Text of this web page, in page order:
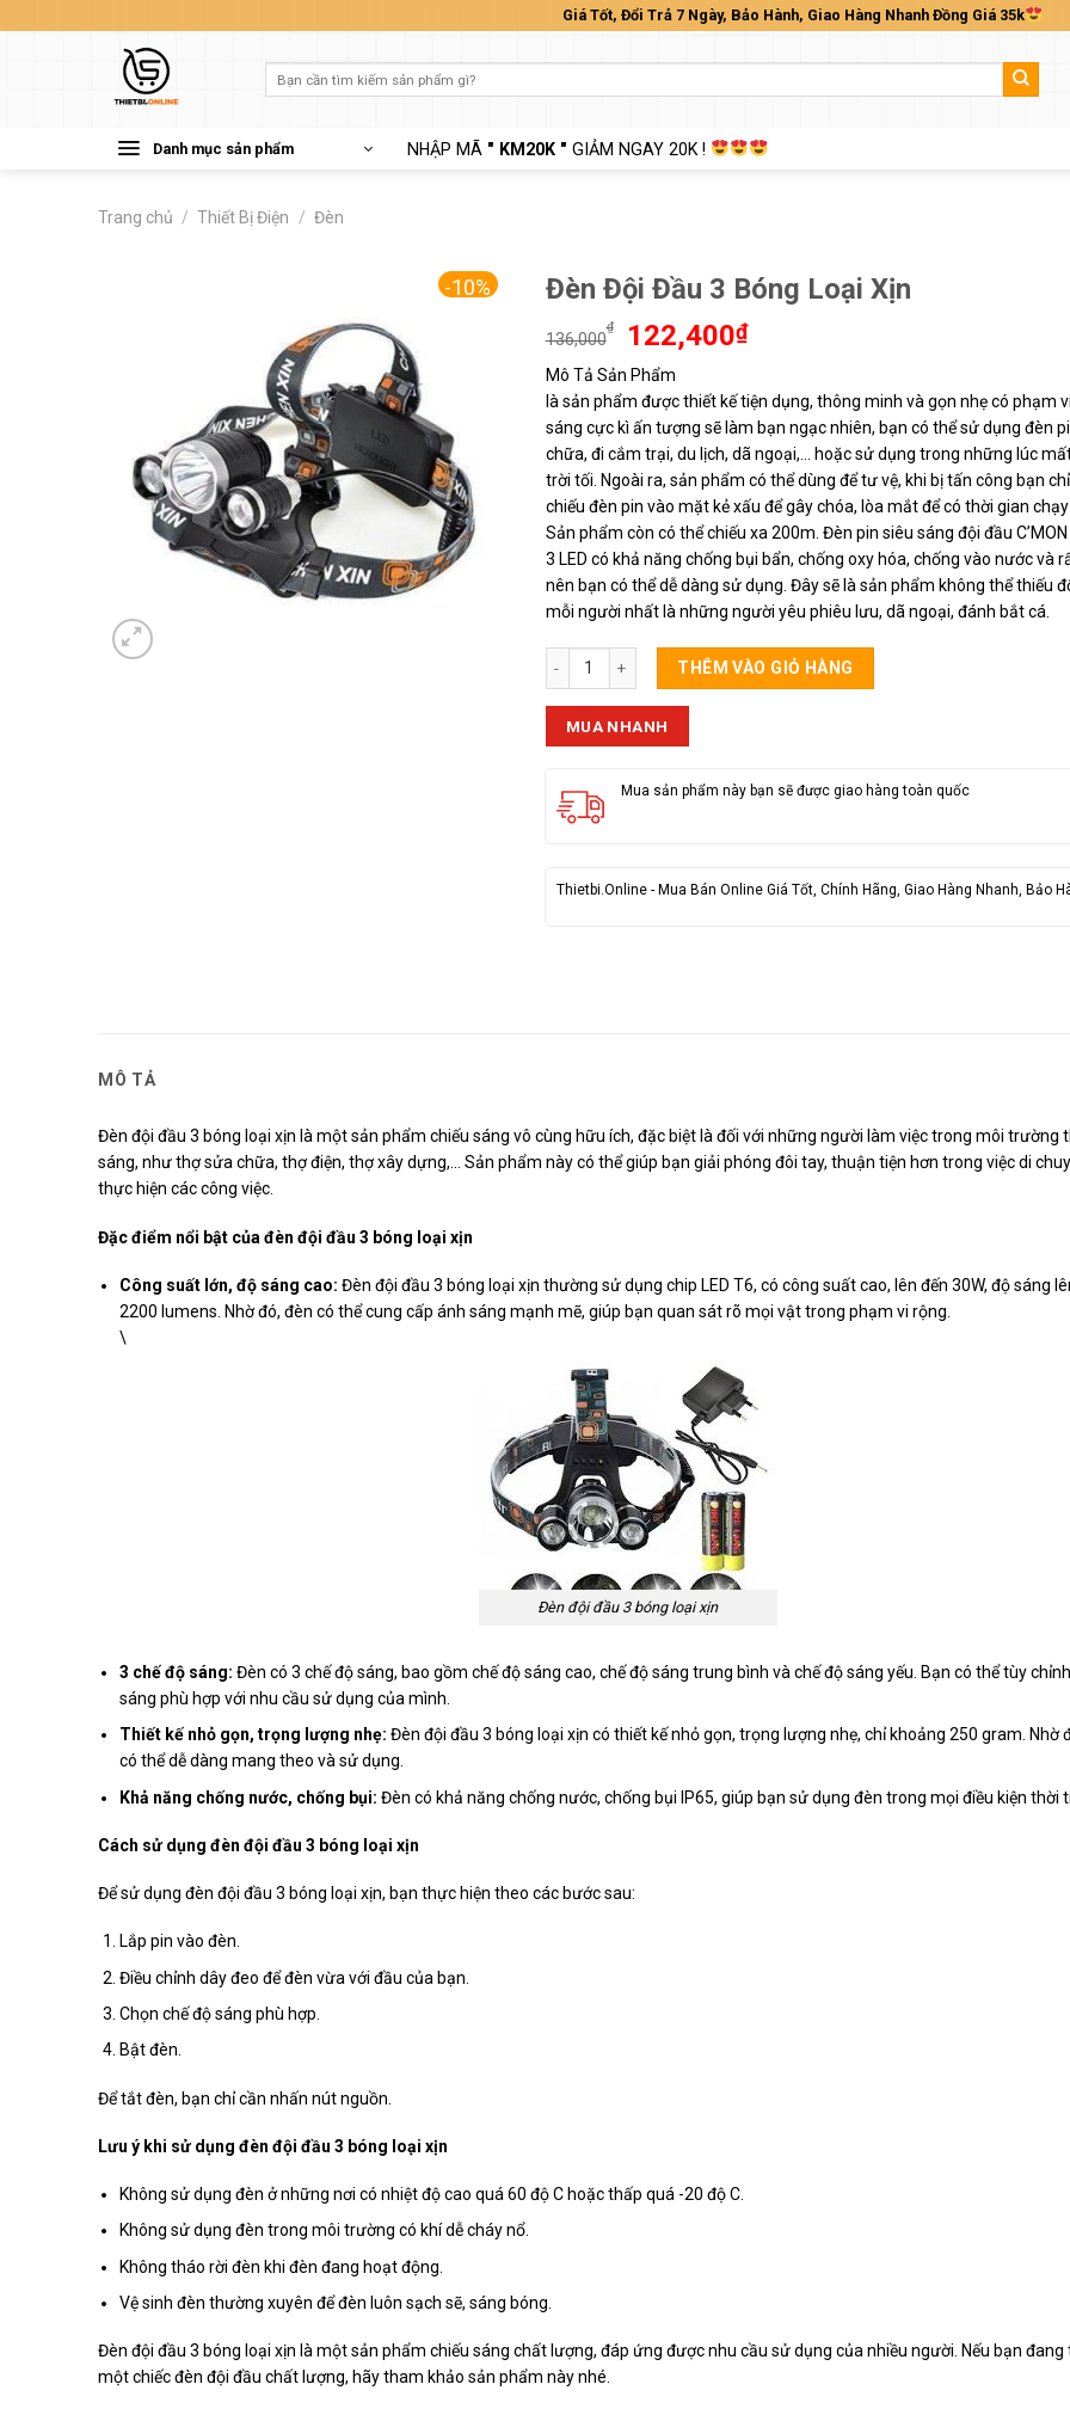
Giá Tốt, Đổi Trả 7 Ngày, Bảo Hành, Giao Hàng Nhanh Đồng Giá 35k
kiếm:
Danh mục sản phẩm NHẬP MÃ " KM20K " GIẢM NGAY 20K !
Trang chủ / Thiết Bị Điện / Đèn
-10% Đèn Đội Đầu 3 Bóng Loại Xịn
136,000
₫
Giá
là:
136,000₫.
122,400₫Giá
là:
122,400₫.
Mô Tả Sản Phẩm
là sản phẩm được thiết kế tiện dụng, thông minh và gọn nhẹ có phạm
sáng cực kì ấn tượng sẽ làm bạn ngạc nhiên, bạn có thể sử dụng đèn
chữa, đi cắm trại, du lịch, dã ngoại,… hoặc sử dụng trong những lúc
trời tối. Ngoài ra, sản phẩm có thể dùng để tư vệ, khi bị tấn công bạn
chiếu đèn pin vào mặt kẻ xấu để gây chóa, lòa mắt để có thời gian
Sản phẩm còn có thể chiếu xa 200m. Đèn pin siêu sáng đội đầu C’MON
3 LED có khả năng chống bụi bẩn, chống oxy hóa, chống vào nước và
nên bạn có thể dễ dàng sử dụng. Đây sẽ là sản phẩm không thể thiếu
mỗi người nhất là những người yêu phiêu lưu, dã ngoại, đánh bắt cá.
Đèn Đội Đầu 3 Bóng Loại Xịn số lượng
THÊM VÀO GIỎ HÀNG
MUA NHANH
Mua sản phẩm này bạn sẽ được giao hàng toàn quốc
Thietbi.Online - Mua Bán Online Giá Tốt, Chính Hãng, Giao Hàng Nhanh, Bảo
MÔ TẢ
Đèn đội đầu 3 bóng loại xịn là một sản phẩm chiếu sáng vô cùng hữu ích, đặc biệt là đối với những người làm việc trong môi trường
sáng, như thợ sửa chữa, thợ điện, thợ xây dựng,… Sản phẩm này có thể giúp bạn giải phóng đôi tay, thuận tiện hơn trong việc di
thực hiện các công việc.
Đặc điểm nổi bật của đèn đội đầu 3 bóng loại xịn
Công suất lớn, độ sáng cao: Đèn đội đầu 3 bóng loại xịn thường sử dụng chip LED T6, có công suất cao, lên đến 30W, độ sáng
2200 lumens. Nhờ đó, đèn có thể cung cấp ánh sáng mạnh mẽ, giúp bạn quan sát rõ mọi vật trong phạm vi rộng.
\
Đèn đội đầu 3 bóng loại xịn
3 chế độ sáng: Đèn có 3 chế độ sáng, bao gồm chế độ sáng cao, chế độ sáng trung bình và chế độ sáng yếu. Bạn có thể tùy
sáng phù hợp với nhu cầu sử dụng của mình.
Thiết kế nhỏ gọn, trọng lượng nhẹ: Đèn đội đầu 3 bóng loại xịn có thiết kế nhỏ gọn, trọng lượng nhẹ, chỉ khoảng 250 gram. Nhờ
có thể dễ dàng mang theo và sử dụng.
Khả năng chống nước, chống bụi: Đèn có khả năng chống nước, chống bụi IP65, giúp bạn sử dụng đèn trong mọi điều kiện thời
Cách sử dụng đèn đội đầu 3 bóng loại xịn
Để sử dụng đèn đội đầu 3 bóng loại xịn, bạn thực hiện theo các bước sau:
Lắp pin vào đèn.
Điều chỉnh dây đeo để đèn vừa với đầu của bạn.
Chọn chế độ sáng phù hợp.
Bật đèn.
Để tắt đèn, bạn chỉ cần nhấn nút nguồn.
Lưu ý khi sử dụng đèn đội đầu 3 bóng loại xịn
Không sử dụng đèn ở những nơi có nhiệt độ cao quá 60 độ C hoặc thấp quá -20 độ C.
Không sử dụng đèn trong môi trường có khí dễ cháy nổ.
Không tháo rời đèn khi đèn đang hoạt động.
Vệ sinh đèn thường xuyên để đèn luôn sạch sẽ, sáng bóng.
Đèn đội đầu 3 bóng loại xịn là một sản phẩm chiếu sáng chất lượng, đáp ứng được nhu cầu sử dụng của nhiều người. Nếu bạn đang
một chiếc đèn đội đầu chất lượng, hãy tham khảo sản phẩm này nhé.